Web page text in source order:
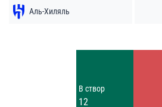
Аль-Хиляль
В створ
12